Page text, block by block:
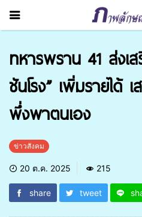
ทหารพราน 41 ส่งเ
ชันโรง” เพิ่มรายได้
พึ่งพาตนเอง
ข่าวสังคม
20 ต.ค. 2025 215
share tweet